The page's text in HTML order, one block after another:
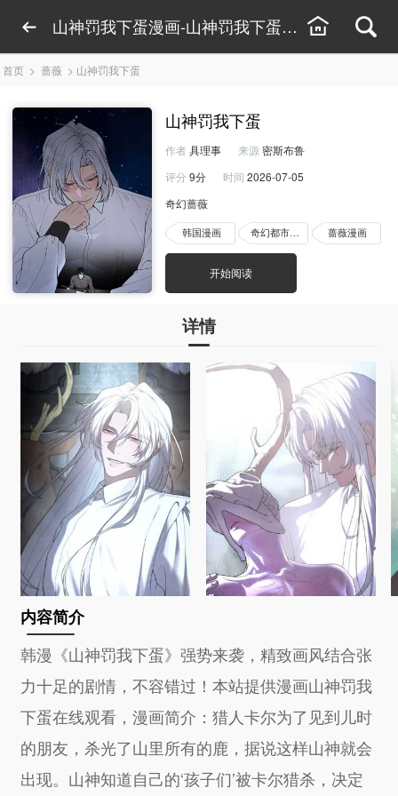
山神罚我下蛋漫画-山神罚我下蛋漫画在线观看-
首页 > 蔷薇 > 山神罚我下蛋
山神罚我下蛋
作者 具理事 来源 密斯布鲁
评分 9分 时间 2026-07-05
奇幻蔷薇
韩国漫画 奇幻都市漫画 蔷薇漫画
开始阅读
详情
内容简介
韩漫《山神罚我下蛋》强势来袭，精致画风结合张
力十足的剧情，不容错过！本站提供漫画山神罚我
下蛋在线观看，漫画简介：猎人卡尔为了见到儿时
的朋友，杀光了山里所有的鹿，据说这样山神就会
出现。山神知道自己的‘孩子们’被卡尔猎杀，决定